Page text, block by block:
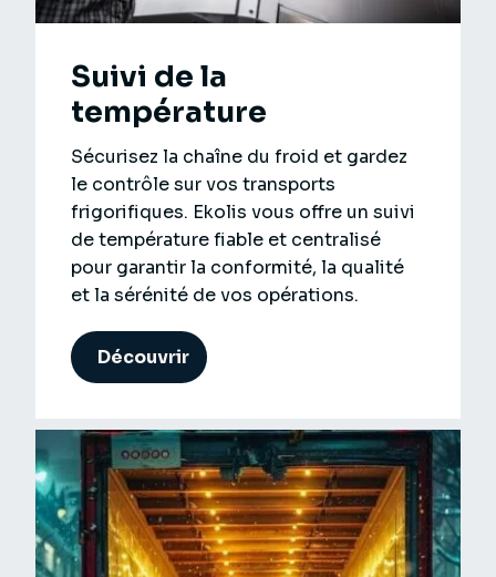
Suivi de la
température
Sécurisez la chaîne du froid et gardez
le contrôle sur vos transports
frigorifiques. Ekolis vous offre un suivi
de température fiable et centralisé
pour garantir la conformité, la qualité
et la sérénité de vos opérations.
Découvrir